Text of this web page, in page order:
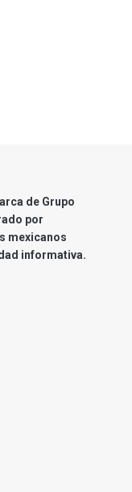
de Grupo
por
mexicanos
informativa.